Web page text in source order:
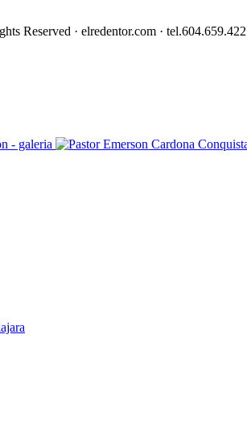
Reserved · elredentor.com ·